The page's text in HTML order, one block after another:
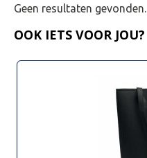
Geen resultaten gevonden.
OOK IETS VOOR JOU?